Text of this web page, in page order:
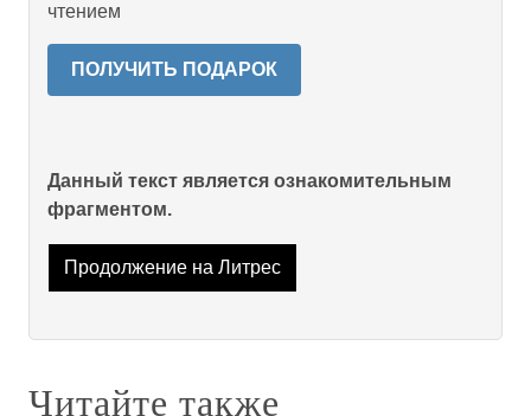
чтением
ПОЛУЧИТЬ ПОДАРОК
Данный текст является ознакомительным
фрагментом.
Продолжение на Литрес
Читайте также